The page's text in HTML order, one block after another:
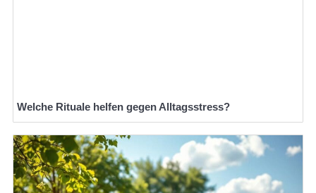
Welche Rituale helfen gegen Alltagsstress?